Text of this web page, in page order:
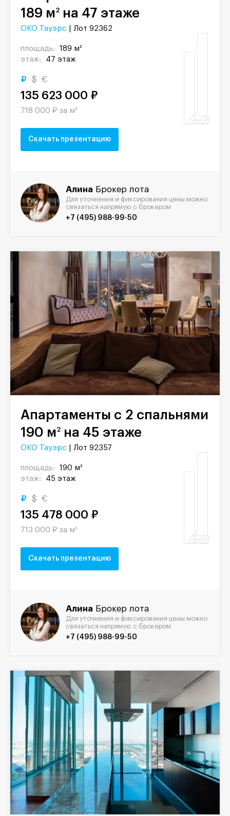
189 м2 на 47 этаже
ОКО Тауэрс | Лот 92362
площадь:
189 м²
этаж:
47 этаж
₽ $ €
135 623 000 ₽
718 000 ₽ за м²
Скачать презентацию
Алина Брокер лота
Для уточнения и фиксирования цены можно
связаться напрямую с брокером
+7 (495) 988-99-50
Апартаменты с 2 спальнями
190 м2 на 45 этаже
ОКО Тауэрс | Лот 92357
площадь:
190 м²
этаж:
45 этаж
₽ $ €
135 478 000 ₽
713 000 ₽ за м²
Скачать презентацию
Алина Брокер лота
Для уточнения и фиксирования цены можно
связаться напрямую с брокером
+7 (495) 988-99-50